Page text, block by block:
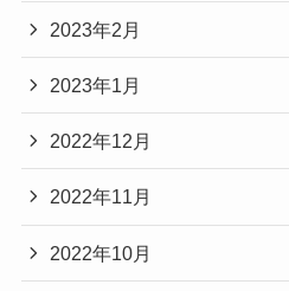
2023年2月
2023年1月
2022年12月
2022年11月
2022年10月